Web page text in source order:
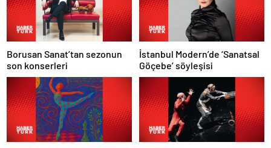
Borusan Sanat’tan sezonun
son konserleri
İstanbul Modern’de ‘Sanatsal
Göçebe’ söyleşisi